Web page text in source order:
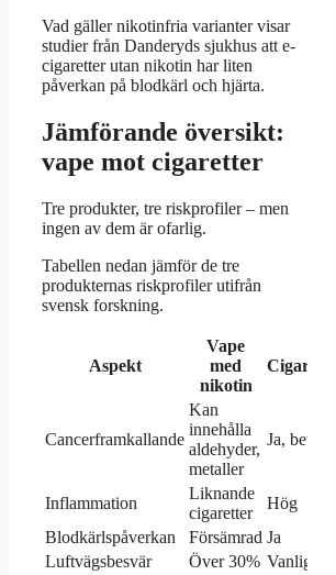
Vad gäller nikotinfria varianter visar
studier från Danderyds sjukhus att e-
cigaretter utan nikotin har liten
påverkan på blodkärl och hjärta.
Jämförande översikt:
vape mot cigaretter
Tre produkter, tre riskprofiler – men
ingen av dem är ofarlig.
Tabellen nedan jämför de tre
produkternas riskprofiler utifrån
svensk forskning.
Aspekt
Vape
med
nikotin
Cigaretter
Cancerframkallande
Kan
innehålla
aldehyder,
metaller
Ja, bevisat
Inflammation
Liknande
cigaretter
Hög
Blodkärlspåverkan
Försämrad Ja
Luftvägsbesvär
Över 30% Vanligt